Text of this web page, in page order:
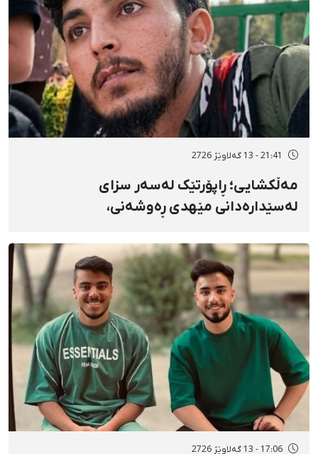
21:41 - 13 گەلاوێژ 2726
مەڵکشایی؛ ڕاپۆرتێک لەسەر سزای
لەسێدارەدانی مێهدی ڕەوشەنی،
"موحاربە"
17:06 - 13 گەلاوێژ 2726